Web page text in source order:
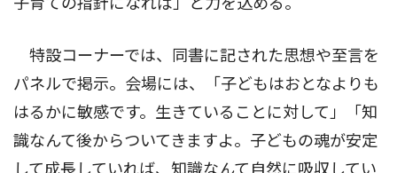
特設コーナーでは、同書に記された思想や至言を
パネルで掲示。会場には、「子どもはおとなよりも
はるかに敏感です。生きていることに対して」「知
識なんて後からついてきますよ。子どもの魂が安定
して成長していれば、知識なんて自然に吸収してい